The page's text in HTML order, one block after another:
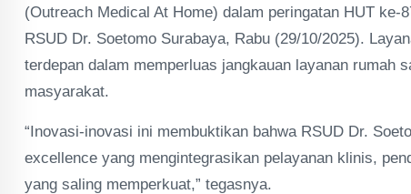
(Outreach Medical At Home) dalam peringatan HUT
RSUD Dr. Soetomo Surabaya, Rabu (29/10/2025).
terdepan dalam memperluas jangkauan layanan rumah
masyarakat.
“Inovasi-inovasi ini membuktikan bahwa RSUD Dr.
excellence yang mengintegrasikan pelayanan klinis,
yang saling memperkuat,” tegasnya.